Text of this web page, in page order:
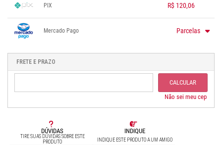
DÚVIDAS
TIRE SUAS DÚVIDAS SOBRE ESTE
PRODUTO
INDIQUE
INDIQUE ESTE PRODUTO A UM AMIGO
PIX R$ 120,06
..
Mercado Pago Parcelas
...
FRETE E PRAZO
CALCULAR
Não sei meu cep